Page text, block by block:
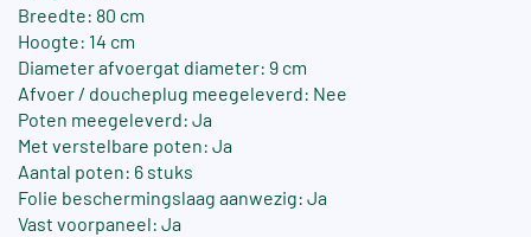
Breedte: 80 cm
Hoogte: 14 cm
Diameter afvoergat diameter: 9 cm
Afvoer / doucheplug meegeleverd: Nee
Poten meegeleverd: Ja
Met verstelbare poten: Ja
Aantal poten: 6 stuks
Folie beschermingslaag aanwezig: Ja
Vast voorpaneel: Ja